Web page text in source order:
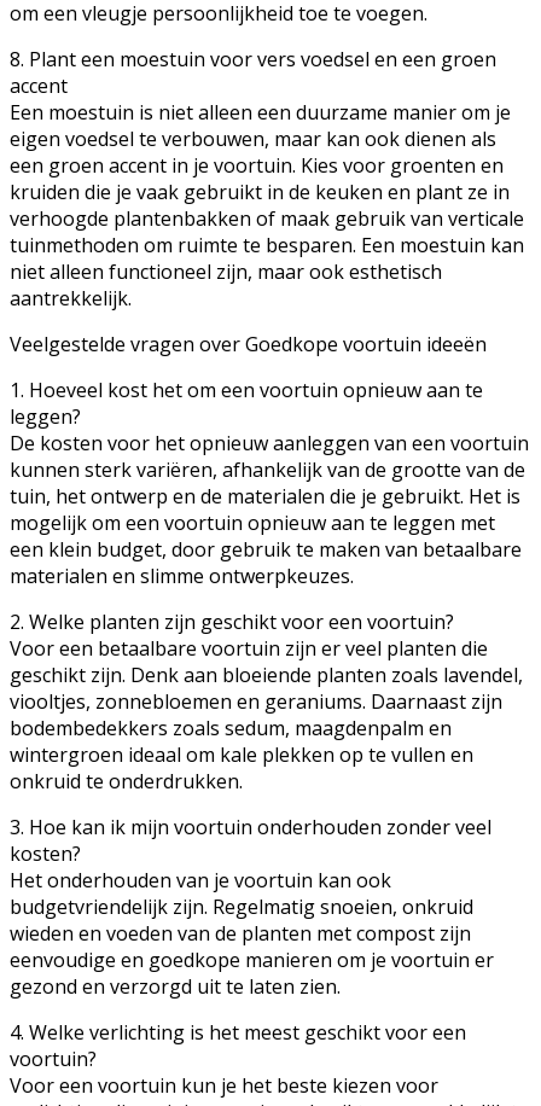
om een vleugje persoonlijkheid toe te voegen.
8. Plant een moestuin voor vers voedsel en een groen
accent
Een moestuin is niet alleen een duurzame manier om je
eigen voedsel te verbouwen, maar kan ook dienen als
een groen accent in je voortuin. Kies voor groenten en
kruiden die je vaak gebruikt in de keuken en plant ze in
verhoogde plantenbakken of maak gebruik van verticale
tuinmethoden om ruimte te besparen. Een moestuin kan
niet alleen functioneel zijn, maar ook esthetisch
aantrekkelijk.
Veelgestelde vragen over Goedkope voortuin ideeën
1. Hoeveel kost het om een voortuin opnieuw aan te
leggen?
De kosten voor het opnieuw aanleggen van een voortuin
kunnen sterk variëren, afhankelijk van de grootte van de
tuin, het ontwerp en de materialen die je gebruikt. Het is
mogelijk om een voortuin opnieuw aan te leggen met
een klein budget, door gebruik te maken van betaalbare
materialen en slimme ontwerpkeuzes.
2. Welke planten zijn geschikt voor een voortuin?
Voor een betaalbare voortuin zijn er veel planten die
geschikt zijn. Denk aan bloeiende planten zoals lavendel,
viooltjes, zonnebloemen en geraniums. Daarnaast zijn
bodembedekkers zoals sedum, maagdenpalm en
wintergroen ideaal om kale plekken op te vullen en
onkruid te onderdrukken.
3. Hoe kan ik mijn voortuin onderhouden zonder veel
kosten?
Het onderhouden van je voortuin kan ook
budgetvriendelijk zijn. Regelmatig snoeien, onkruid
wieden en voeden van de planten met compost zijn
eenvoudige en goedkope manieren om je voortuin er
gezond en verzorgd uit te laten zien.
4. Welke verlichting is het meest geschikt voor een
voortuin?
Voor een voortuin kun je het beste kiezen voor